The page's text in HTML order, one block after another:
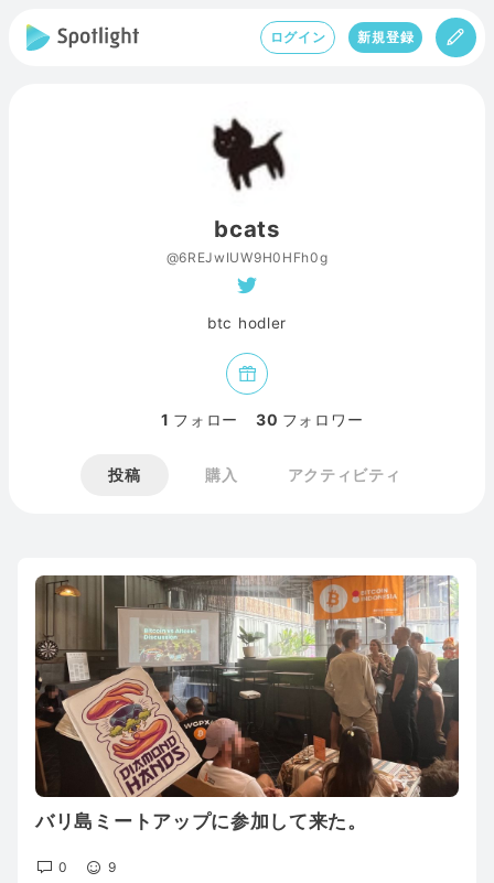
ログイン 新規登録
bcats
@6REJwIUW9H0HFh0g
btc hodler
1 フォロー 30 フォロワー
投稿 購入 アクティビティ
バリ島ミートアップに参加して来た。
0
9